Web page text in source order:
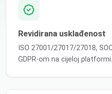
Revidirana usklađenost
ISO 27001/27017/27018,
GDPR-om na cijeloj platformi.